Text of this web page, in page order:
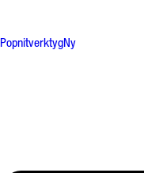
PopnitverktygNy